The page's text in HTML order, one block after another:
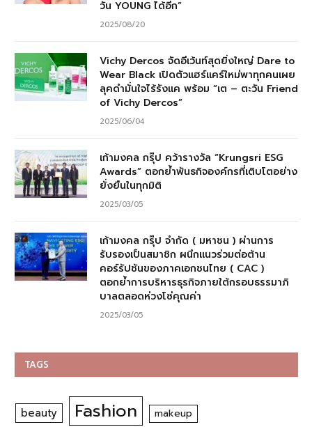
วัน YOUNG ได้อีก”
2025/08/20
Vichy Dercos จัดอีเว้นท์สุดยิ่งใหญ่ Dare to
Wear Black เปิดตัวแฮร์แคร์ใหม่พาทุกคนเผย
ลุคดำมั่นใจไร้รังแค พร้อม “เต – ตะวัน Friend
of Vichy Dercos”
2025/06/04
เก้ามงคล กรุ๊ป คว้ารางวัล “Krungsri ESG
Awards” ตอกย้ำพันธกิจองค์กรที่เติบโตอย่าง
ยั่งยืนในทุกมิติ
2025/03/05
เก้ามงคล กรุ๊ป จำกัด ( มหาชน ) ผ่านการ
รับรองเป็นสมาชิก ผนึกแนวร่วมต่อต้าน
คอร์รัปชันของภาคเอกชนไทย ( CAC )
ตอกย้ำการบริหารธุรกิจภายใต้กรอบธรรมาภิ
บาลตลอดห่วงโซ่คุณค่า
2025/03/05
TAGS
beauty Fashion makeup